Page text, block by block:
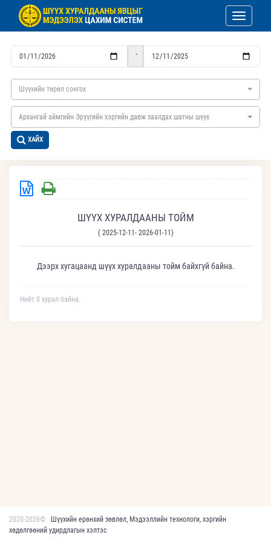
Toggle
-
Шүүхийн төрөл сонгох
Архангай аймгийн Эрүүгийн хэргийн давж заалдах шатны шүүх
ХАЙХ
ШҮҮХ ХУРАЛДААНЫ ТОЙМ
( 2025-12-11- 2026-01-11)
Дээрх хугацаанд шүүх хуралдааны тойм байхгүй байна.
Нийт 0 хурал байна.
2020-2026©
Шүүхийн ерөнхий зөвлөл, Мэдээллийн технологи, хэргийн
хөдөлгөөний удирдлагын хэлтэс